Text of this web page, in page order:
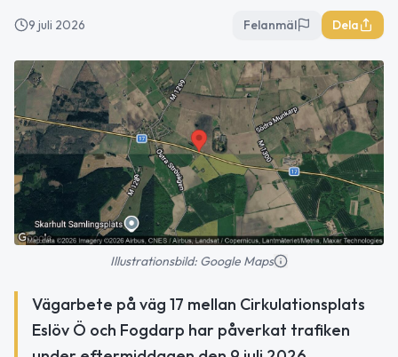
9 juli 2026 Felanmäl Dela
Illustrationsbild: Google Maps
Vägarbete på väg 17 mellan Cirkulationsplats
Eslöv Ö och Fogdarp har påverkat trafiken